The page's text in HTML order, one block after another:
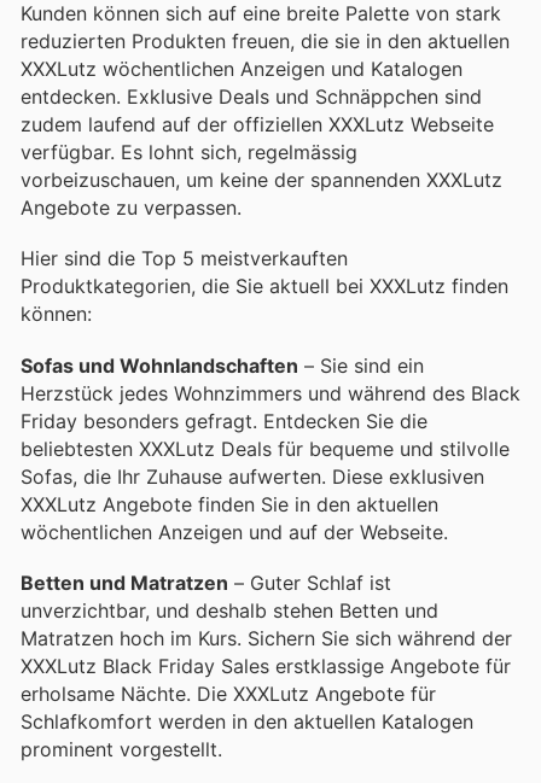
Kunden können sich auf eine breite Palette von stark
reduzierten Produkten freuen, die sie in den aktuellen
XXXLutz wöchentlichen Anzeigen und Katalogen
entdecken. Exklusive Deals und Schnäppchen sind
zudem laufend auf der offiziellen XXXLutz Webseite
verfügbar. Es lohnt sich, regelmässig
vorbeizuschauen, um keine der spannenden XXXLutz
Angebote zu verpassen.
Hier sind die Top 5 meistverkauften
Produktkategorien, die Sie aktuell bei XXXLutz finden
können:
Sofas und Wohnlandschaften – Sie sind ein
Herzstück jedes Wohnzimmers und während des Black
Friday besonders gefragt. Entdecken Sie die
beliebtesten XXXLutz Deals für bequeme und stilvolle
Sofas, die Ihr Zuhause aufwerten. Diese exklusiven
XXXLutz Angebote finden Sie in den aktuellen
wöchentlichen Anzeigen und auf der Webseite.
Betten und Matratzen – Guter Schlaf ist
unverzichtbar, und deshalb stehen Betten und
Matratzen hoch im Kurs. Sichern Sie sich während der
XXXLutz Black Friday Sales erstklassige Angebote für
erholsame Nächte. Die XXXLutz Angebote für
Schlafkomfort werden in den aktuellen Katalogen
prominent vorgestellt.